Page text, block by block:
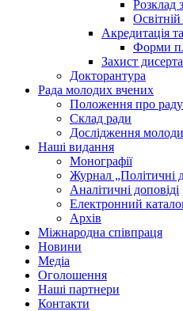
Розклад
Акредитація
Форми
Захист
Докторантура
Рада молодих вчених
Положення про раду
Склад ради
Дослідження
Наші видання
Монографії
Журнал „Політичні
Аналітичні доповіді
Електронний
Архів
Міжнародна співпраця
Новини
Медіa
Оголошення
Наші партнери
Контакти